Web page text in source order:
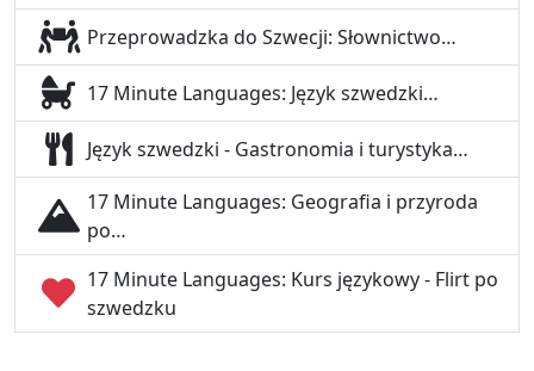
Przeprowadzka do Szwecji: Słownictwo…
17 Minute Languages: Język szwedzki…
Język szwedzki - Gastronomia i turystyka…
17 Minute Languages: Geografia i przyroda
po…
17 Minute Languages: Kurs językowy - Flirt po
szwedzku